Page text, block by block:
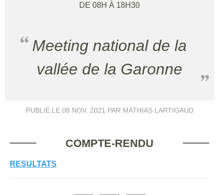
DE 08H À 18H30
Meeting national de la
vallée de la Garonne
PUBLIÉ LE 08 NOV. 2021 PAR MATHIAS LARTIGAUD
COMPTE-RENDU
RESULTATS